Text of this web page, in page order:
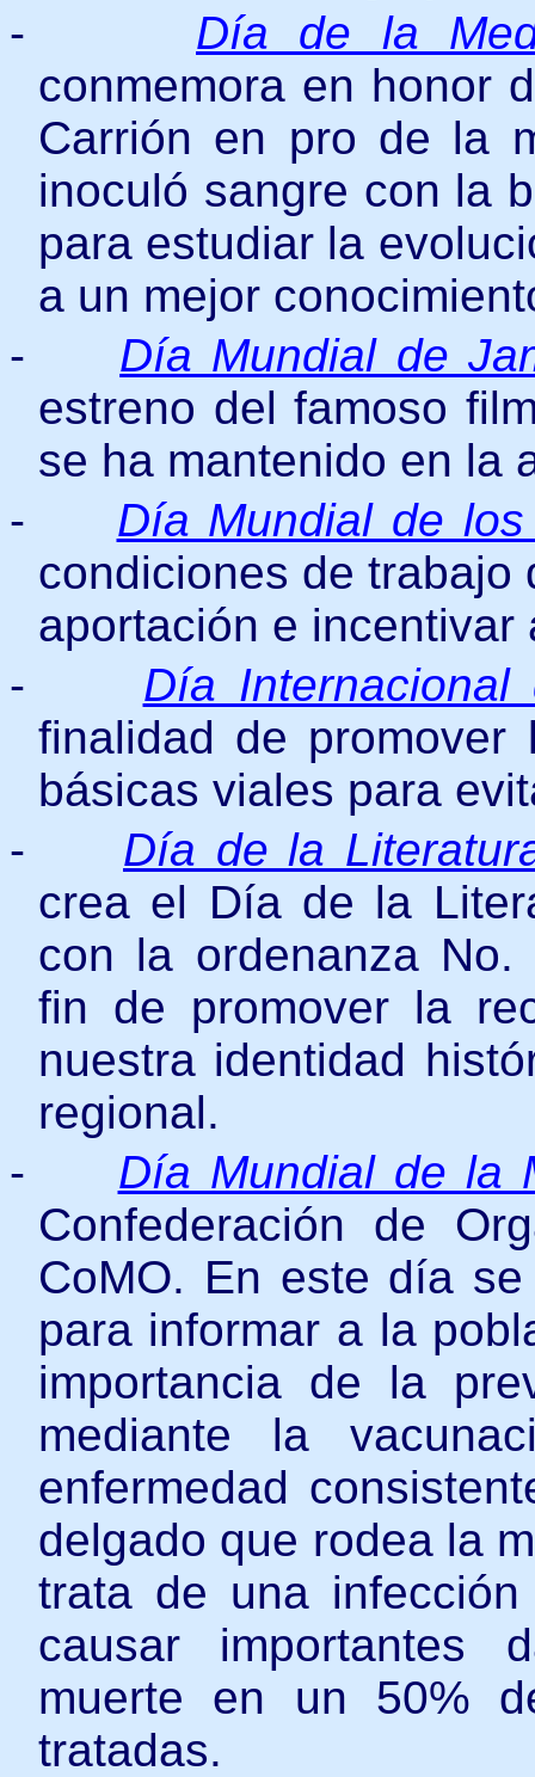
-
Día de la
conmemora en honor
Carrión en pro de la
inoculó sangre con la
para estudiar la
a un mejor
-
Día Mundial de
estreno del famoso
se ha mantenido en la
-
Día Mundial de
condiciones de trabajo
aportación e
-
Día
finalidad de
básicas viales para
-
Día de la
crea el Día de la
con la ordenanza No.
fin de promover la
nuestra identidad
regional.
-
Día Mundial de la
Confederación de
CoMO. En este día
para informar a la
importancia de la
mediante la
enfermedad
delgado que rodea la
trata de una
causar importantes
muerte en un 50%
tratadas.